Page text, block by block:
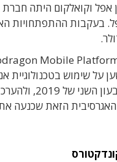
שימוש בטכנולוגיית
הודיעה שהדוגמאות